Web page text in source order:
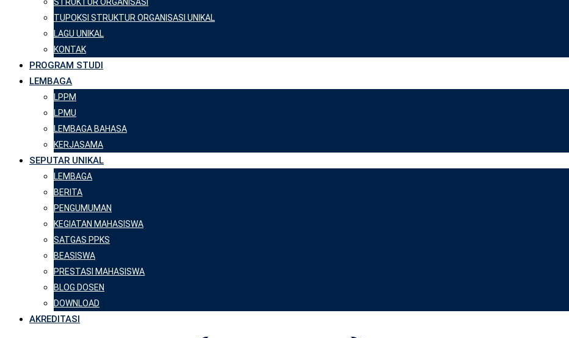
TUPOKSI STRUKTUR ORGANISASI UNIKAL
LAGU UNIKAL
KONTAK
PROGRAM STUDI
LEMBAGA
LPPM
LPMU
LEMBAGA BAHASA
KERJASAMA
SEPUTAR UNIKAL
LEMBAGA
BERITA
PENGUMUMAN
KEGIATAN MAHASISWA
SATGAS PPKS
BEASISWA
PRESTASI MAHASISWA
BLOG DOSEN
DOWNLOAD
AKREDITASI